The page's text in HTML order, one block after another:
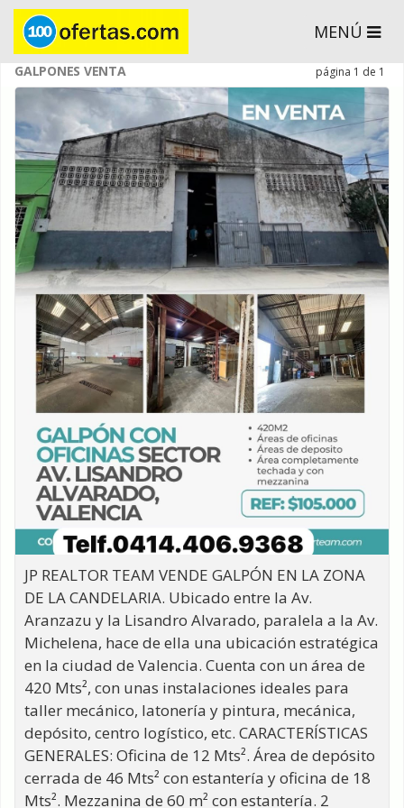
MENÚ
GALPONES VENTA página 1 de 1
JP REALTOR TEAM VENDE GALPÓN EN LA ZONA
DE LA CANDELARIA. Ubicado entre la Av.
Aranzazu y la Lisandro Alvarado, paralela a la Av.
Michelena, hace de ella una ubicación estratégica
en la ciudad de Valencia. Cuenta con un área de
420 Mts², con unas instalaciones ideales para
taller mecánico, latonería y pintura, mecánica,
depósito, centro logístico, etc. CARACTERÍSTICAS
GENERALES: Oficina de 12 Mts². Área de depósito
cerrada de 46 Mts² con estantería y oficina de 18
Mts². Mezzanina de 60 m² con estantería. 2